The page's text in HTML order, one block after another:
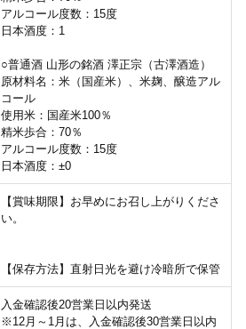
アルコール度数：15度
日本酒度：1
○普通酒 山形の銘酒 澤正宗（古澤酒造）
原材料名：米（国産米）、米麹、醸造アル
コール
使用米：国産米100％
精米歩合：70％
アルコール度数：15度
日本酒度：±0
【賞味期限】お早めにお召し上がりくださ
い。
【保存方法】直射日光を避け冷暗所で保管
入金確認後20営業日以内発送
※12月～1月は、入金確認後30営業日以内